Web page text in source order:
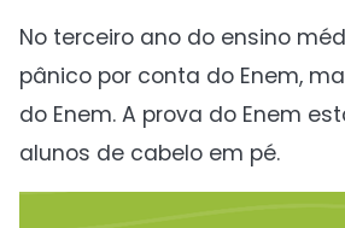
No terceiro ano do ensino
pânico por conta do Enem,
do Enem. A prova do Enem
alunos de cabelo em pé.